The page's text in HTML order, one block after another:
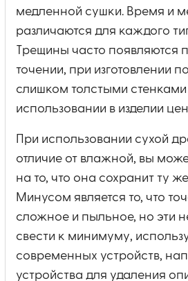
медленной сушки. Время и
различаются для каждого
Трещины часто появляются
точении, при изготовлении
слишком толстыми
использовании в изделии
При использовании сухой
отличие от влажной, вы
на то, что она сохранит ту
Минусом является то, что
сложное и пыльное, но эти
свести к минимуму,
современных устройств,
устройства для удаления